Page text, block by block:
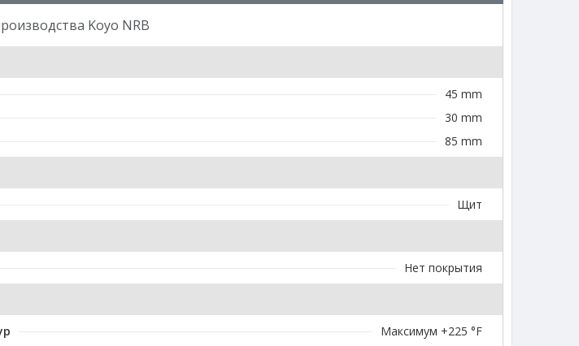
Koyo NRB
45 mm
30 mm
85 mm
Щит
Нет покрытия
Максимум +225 °F